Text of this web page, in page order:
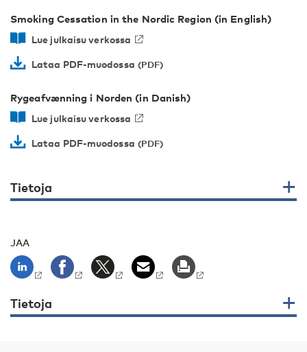
Smoking Cessation in the Nordic Region (in English)
Lue julkaisu verkossa
Lataa PDF-muodossa
Rygeafvænning i Norden (in Danish)
Lue julkaisu verkossa
Lataa PDF-muodossa
Tietoja
JAA
Tietoja